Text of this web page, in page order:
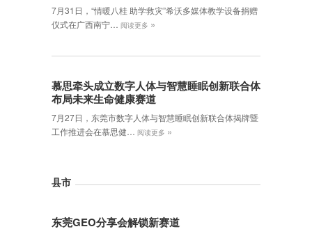
7月31日，“情暖八桂 助学救灾”希沃多媒体教学设备捐赠
仪式在广西南宁…
阅读更多 »
慕思牵头成立数字人体与智慧睡眠创新联合体
布局未来生命健康赛道
7月27日，东莞市数字人体与智慧睡眠创新联合体揭牌暨
工作推进会在慕思健…
阅读更多 »
县市
东莞GEO分享会解锁新赛道